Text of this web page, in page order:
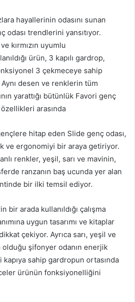
hayallerinin odasını sunan
odası trendlerini yansıtıyor.
kırmızın uyumlu
ürün, 3 kapılı gardrop,
3 çekmeceye sahip
desen ve renklerin tüm
yarattığı bütünlük Favori genç
arasında
hitap eden Slide genç odası,
ve ergonomiyi bir araya getiriyor.
renkler, yeşil, sarı ve mavinin,
ranzanın baş ucunda yer alan
bir ilki temsil ediyor.
bir arada kullanıldığı çalışma
uygun tasarımı ve kitaplar
çekiyor. Ayrıca sarı, yeşil ve
şifonyer odanın enerjik
kapıya sahip gardropun ortasında
ürünün fonksiyonelliğini